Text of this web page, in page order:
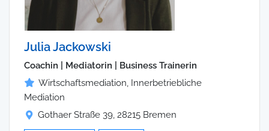
Julia Jackowski
Coachin | Mediatorin | Business Trainerin
Wirtschaftsmediation, Innerbetriebliche
Mediation
Gothaer Straße 39, 28215 Bremen